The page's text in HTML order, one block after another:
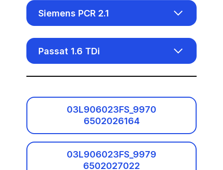
Acura
Alfa Romeo
Audi
Benelli
Bentley
Siemens PCR 2.1
Aisin AL1000
Bosch EDC15VM+
Bosch EDC16U1
Bosch EDC16U31
Passat 1.6 TDi
03L906023FS_9970
6502026164
03L906023FS_9979
6502027022